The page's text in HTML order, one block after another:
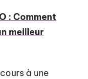
: Comment
meilleur
à une